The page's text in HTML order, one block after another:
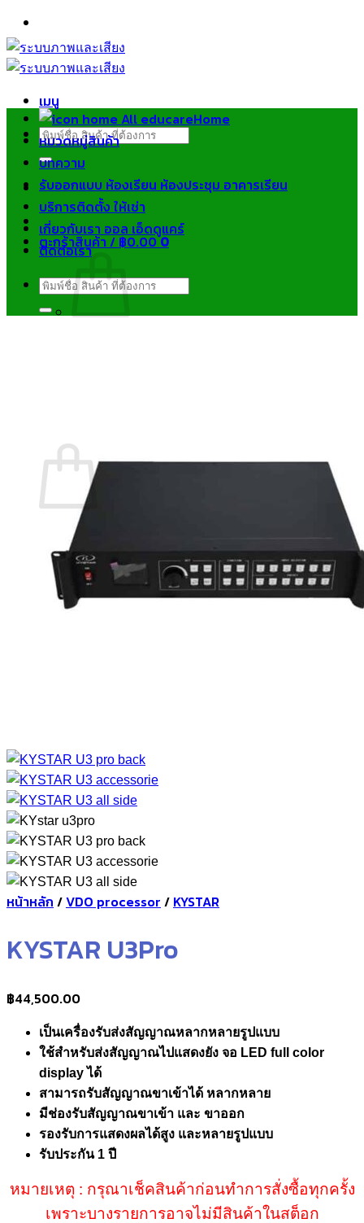
ข้าม
ไป
ยัง
เมนู
ค้นหา:
ตะกร้าสินค้า /฿0.000
ไม่มีสินค้าในตะกร้า
กลับสู่หน้าร้านค้า
Home
หมวดหมู่สินค้า
บทความ
รับออกแบบ ห้องเรียน ห้องประชุม อาคารเรียน
บริการติดตั้ง ให้เช่า
เกี่ยวกับเรา ออล เอ็ดดูแคร์
ติดต่อเรา
ค้นหา:
หน้าหลัก /VDO processor / KYSTAR
KYSTAR U3Pro
฿44,500.00
เป็นเครื่องรับส่งสัญญาณหลากหลายรูปแบบ
ใช้สำหรับส่งสัญญาณไปแสดงยัง จอ LED full color
display ได้
สามารถรับสัญญาณขาเข้าได้ หลากหลาย
มีช่องรับสัญญาณขาเข้า และ ขาออก
รองรับการแสดงผลได้สูง และหลายรูปแบบ
รับประกัน 1 ปี
หมายเหตุ : กรุณาเช็คสินค้าก่อนทำการสั่งซื้อทุกครั้ง
เพราะบางรายการอาจไม่มีสินค้าในสต็อก